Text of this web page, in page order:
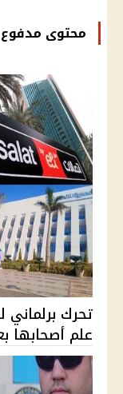
محتوى مدفوع
تحرك
علم أصحابها